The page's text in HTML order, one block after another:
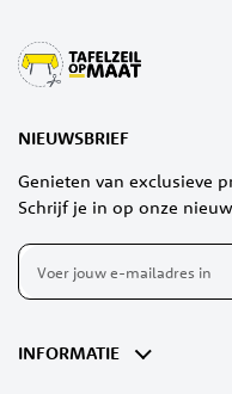
NIEUWSBRIEF
Genieten van exclusieve
Schrijf je in op onze
Abonneer
op
nieuwsbrief
INFORMATIE